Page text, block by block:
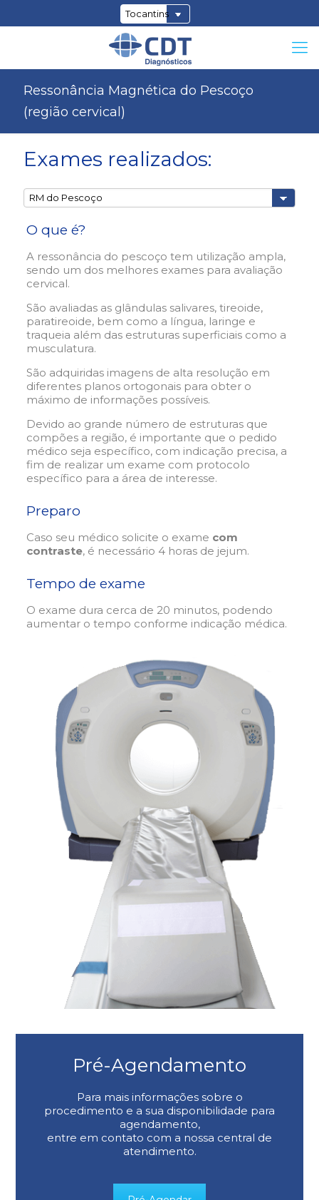
Ressonância Magnética do Pescoço
(região cervical)
O que é?
A ressonância do pescoço tem utilização ampla,
sendo um dos melhores exames para avaliação
cervical.
São avaliadas as glândulas salivares, tireoide,
paratireoide, bem como a língua, laringe e
traqueia além das estruturas superficiais como a
musculatura.
São adquiridas imagens de alta resolução em
diferentes planos ortogonais para obter o
máximo de informações possíveis.
Devido ao grande número de estruturas que
compões a região, é importante que o pedido
médico seja específico, com indicação precisa, a
fim de realizar um exame com protocolo
específico para a área de interesse.
Preparo
Caso seu médico solicite o exame com
contraste, é necessário 4 horas de jejum.
Tempo de exame
O exame dura cerca de 20 minutos, podendo
aumentar o tempo conforme indicação médica.
Pré-Agendamento
Para mais informações sobre o
procedimento e a sua disponibilidade para
agendamento,
entre em contato com a nossa central de
atendimento.
Exames realizados: